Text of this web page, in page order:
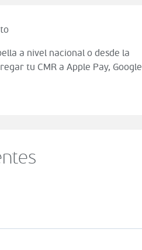
a nivel nacional o desde la
tu CMR a Apple Pay, Google